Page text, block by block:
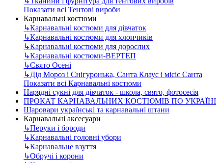
Показати всі Тентові вироби
Карнавальні костюми
↳Карнавальні костюми для дівчаток
↳Карнавальні костюми для хлопчиків
↳Карнавальні костюми для дорослих
↳Карнавальні костюми-ВЕРТЕП
↳Свято Осені
↳Дід Мороз і Снігуронька, Санта Клаус і місіс Санта
Показати всі Карнавальні костюми
Нарядні сукні для дівчаток - школа, свято, фотосесія
ПРОКАТ КАРНАВАЛЬНИХ КОСТЮМІВ ПО УКРАЇНІ
Шаровари українські та карнавальні штани
Карнавальні аксесуари
↳Перуки і бороди
↳Карнавальні головні убори
↳Карнавальне взуття
↳Обручі і корони